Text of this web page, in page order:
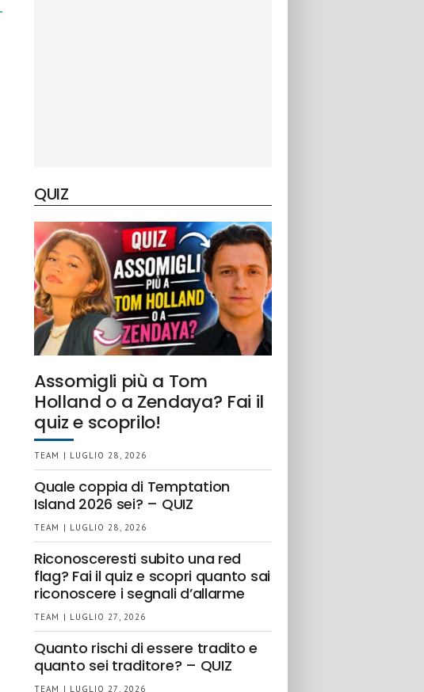
QUIZ
Assomigli più a Tom
Holland o a Zendaya? Fai il
quiz e scoprilo!
TEAM | LUGLIO 28, 2026
Quale coppia di Temptation
Island 2026 sei? – QUIZ
TEAM | LUGLIO 28, 2026
Riconosceresti subito una red
flag? Fai il quiz e scopri quanto sai
riconoscere i segnali d’allarme
TEAM | LUGLIO 27, 2026
Quanto rischi di essere tradito e
quanto sei traditore? – QUIZ
TEAM | LUGLIO 27, 2026